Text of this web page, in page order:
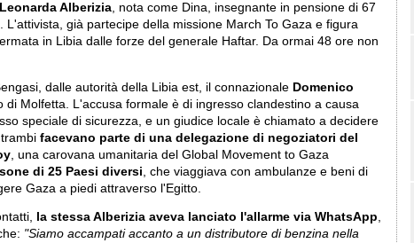
Leonarda Alberizia, nota come Dina, insegnante in pensione di 67
L'attivista, già partecipe della missione March To Gaza e figura
in Libia dalle forze del generale Haftar. Da ormai 48 ore non
dalle autorità della Libia est, il connazionale Domenico
di Molfetta. L'accusa formale è di ingresso clandestino a causa
speciale di sicurezza, e un giudice locale è chiamato a decidere
facevano parte di una delegazione di negoziatori del
, una carovana umanitaria del Global Movement to Gaza
di 25 Paesi diversi , che viaggiava con ambulanze e beni di
Gaza a piedi attraverso l'Egitto.
la stessa Alberizia aveva lanciato l'allarme via WhatsApp,
"Siamo accampati accanto a un distributore di benzina nella